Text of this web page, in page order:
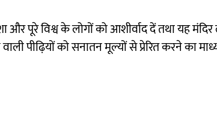
पूरे विश्व के लोगों को आशीर्वाद दें तथा यह मंदिर
पीढ़ियों को सनातन मूल्यों से प्रेरित करने का